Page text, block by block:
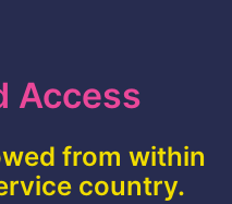
Access
from within
country.